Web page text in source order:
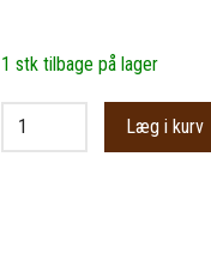
1 stk tilbage på lager
Læg i kurv